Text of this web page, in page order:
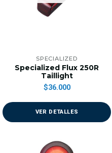
SPECIALIZED
Specialized Flux 250R
Taillight
$36.000
VER DETALLES